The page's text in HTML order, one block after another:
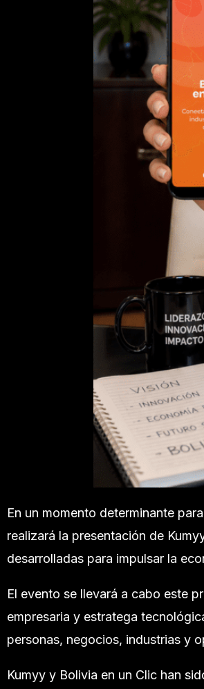
En un momento determinante
realizará la presentación de
desarrolladas para impulsar la
El evento se llevará a cabo este
empresaria y estratega
personas, negocios, industrias y
Kumyy y Bolivia en un Clic han